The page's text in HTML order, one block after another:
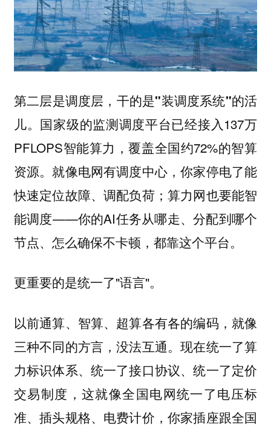
第二层是调度层，干的是"装调度系统"的活
儿。 国家级的监测调度平台已经接入137万
PFLOPS智能算力，覆盖全国约72%的智算
资源。就像电网有调度中心，你家停电了能
快速定位故障、调配负荷；算力网也要能智
能调度——你的AI任务从哪走、分配到哪个
节点、怎么确保不卡顿，都靠这个平台。
更重要的是统一了"语言"。
以前通算、智算、超算各有各的编码，就像
三种不同的方言，没法互通。现在统一了算
力标识体系、统一了接口协议、统一了定价
交易制度，这就像全国电网统一了电压标
准、插头规格、电费计价，你家插座跟全国